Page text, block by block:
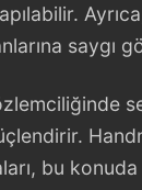
saygı
bu